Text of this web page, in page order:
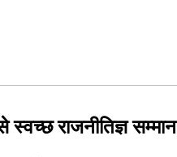
स्वच्छ राजनीतिज्ञ सम्मान